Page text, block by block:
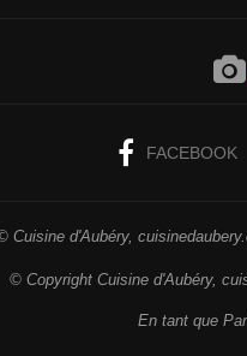
FACEBOOK
Cuisine d'Aubéry,
© Copyright Cuisine d'Aubéry,
En tant que